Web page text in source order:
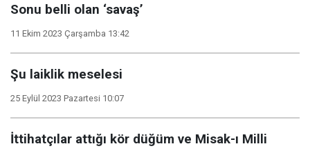
Sonu belli olan ‘savaş’
11 Ekim 2023 Çarşamba 13:42
Şu laiklik meselesi
25 Eylül 2023 Pazartesi 10:07
İttihatçılar attığı kör düğüm ve Misak-ı Milli